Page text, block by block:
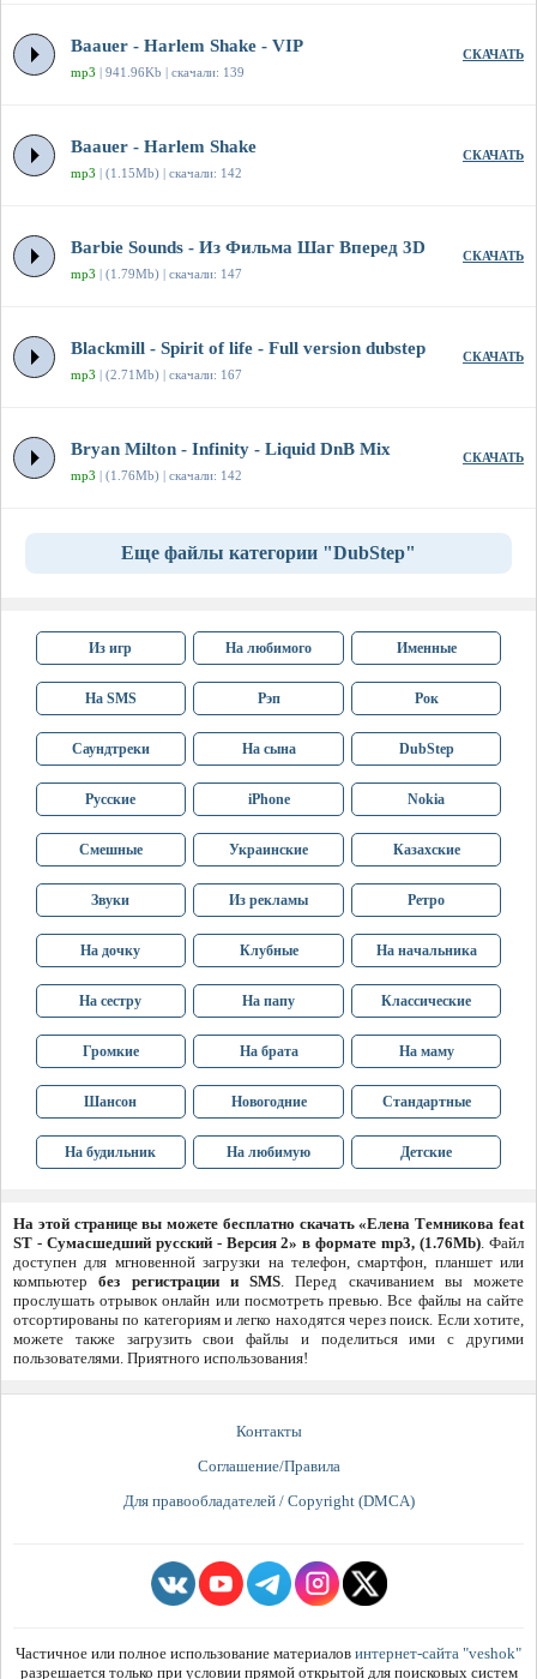
Baauer - Harlem Shake - VIP
mp3 | 941.96Kb | скачали: 139
СКАЧАТЬ
Baauer - Harlem Shake
mp3 | (1.15Mb) | скачали: 142
СКАЧАТЬ
Barbie Sounds - Из Фильма Шаг Вперед 3D
mp3 | (1.79Mb) | скачали: 147
СКАЧАТЬ
Blackmill - Spirit of life - Full version dubstep
mp3 | (2.71Mb) | скачали: 167
СКАЧАТЬ
Bryan Milton - Infinity - Liquid DnB Mix
mp3 | (1.76Mb) | скачали: 142
СКАЧАТЬ
Еще файлы категории "DubStep"
Из игр На любимого Именные
На SMS Рэп Рок
Саундтреки На сына DubStep
Русские iPhone Nokia
Смешные Украинские Казахские
Звуки Из рекламы Ретро
На дочку Клубные На начальника
На сестру На папу Классические
Громкие На брата На маму
Шансон Новогодние Стандартные
На будильник На любимую Детские
На этой странице вы можете бесплатно скачать «Елена Темникова feat
ST - Сумасшедший русский - Версия 2» в формате mp3, (1.76Mb). Файл
доступен для мгновенной загрузки на телефон, смартфон, планшет или
компьютербез регистрации и SMS. Перед скачиванием вы можете
прослушать отрывок онлайн или посмотреть превью. Все файлы на сайте
отсортированы по категориям и легко находятся через поиск. Если хотите,
можете также загрузить свои файлы и поделиться ими с другими
пользователями. Приятного использования!
Контакты
Соглашение/Правила
Для правообладателей / Copyright (DMCA)
Частичное или полное использование материалов интернет-сайта "veshok"
разрешается только при условии прямой открытой для поисковых систем